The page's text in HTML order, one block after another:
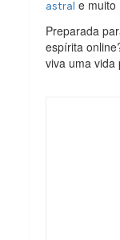
astral e muito
Preparada
espírita
viva uma vida